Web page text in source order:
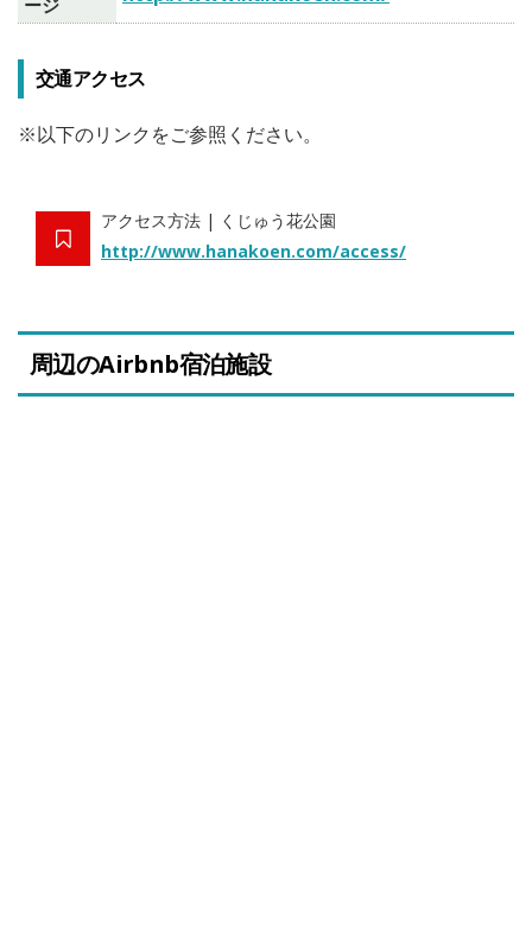
ージ
交通アクセス
※以下のリンクをご参照ください。
アクセス方法 | くじゅう花公園
http://www.hanakoen.com/access/
周辺のAirbnb宿泊施設